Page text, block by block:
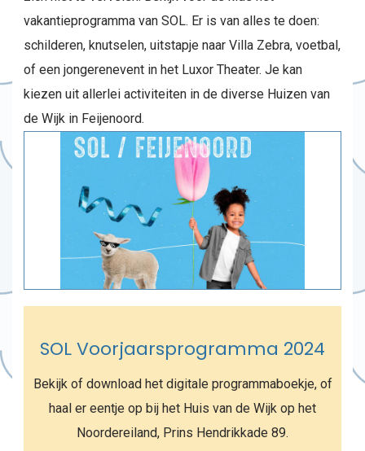
vakantieprogramma van SOL. Er is van alles te doen:
schilderen, knutselen, uitstapje naar Villa Zebra, voetbal,
of een jongerenevent in het Luxor Theater. Je kan
kiezen uit allerlei activiteiten in de diverse Huizen van
de Wijk in Feijenoord.
SOL Voorjaarsprogramma 2024
Bekijk of download het digitale programmaboekje, of
haal er eentje op bij het Huis van de Wijk op het
Noordereiland, Prins Hendrikkade 89.